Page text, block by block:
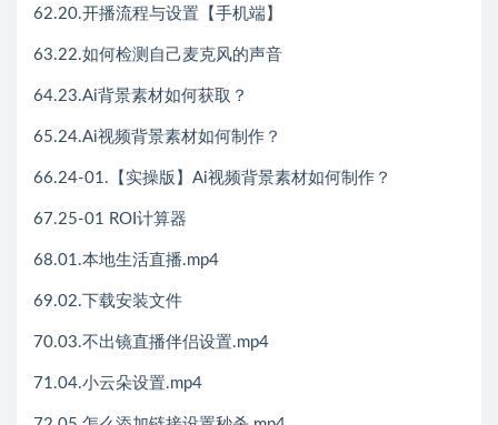
62.20.开播流程与设置【手机端】
63.22.如何检测自己麦克风的声音
64.23.Ai背景素材如何获取？
65.24.Ai视频背景素材如何制作？
66.24-01.【实操版】Ai视频背景素材如何制作？
67.25-01 ROI计算器
68.01.本地生活直播.mp4
69.02.下载安装文件
70.03.不出镜直播伴侣设置.mp4
71.04.小云朵设置.mp4